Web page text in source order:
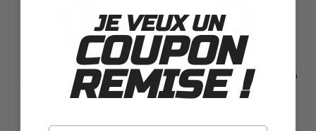
ALPINESTARSST-1
WATERPROOF PANTS DARK BLUE BLACK
BRIGHT RED
-10%
PANTALONALPINESTARS
AMT-8 STRETCH
DRYSTAR SHORT XF PANTS BLACK
-10%
JE VEUX UN
COUPON
REMISE !